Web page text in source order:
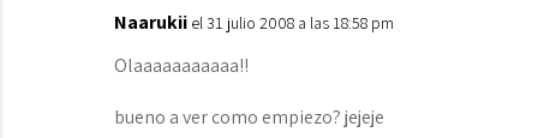
Naarukii el 31 julio 2008 a las 18:58 pm
Olaaaaaaaaaaa!!
bueno a ver como empiezo? jejeje